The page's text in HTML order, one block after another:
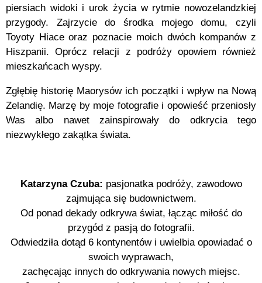
piersiach widoki i urok życia w rytmie nowozelandzkiej
przygody. Zajrzycie do środka mojego domu, czyli
Toyoty Hiace oraz poznacie moich dwóch kompanów z
Hiszpanii. Oprócz relacji z podróży opowiem również
mieszkańcach wyspy.
Zgłębię historię Maorysów ich początki i wpływ na Nową
Zelandię. Marzę by moje fotografie i opowieść przeniosły
Was albo nawet zainspirowały do odkrycia tego
niezwykłego zakątka świata.
Katarzyna Czuba: pasjonatka podróży, zawodowo
zajmująca się budownictwem.
Od ponad dekady odkrywa świat, łącząc miłość do
przygód z pasją do fotografii.
Odwiedziła dotąd 6 kontynentów i uwielbia opowiadać o
swoich wyprawach,
zachęcając innych do odkrywania nowych miejsc.